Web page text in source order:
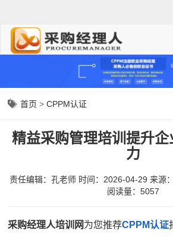
首页 >CPPM认证
精益采购管理培训提升
力
责任编辑：孔老师 时间：2026-04-29 来源：
阅读量：5057
采购经理人培训网为您推荐CPPM认证